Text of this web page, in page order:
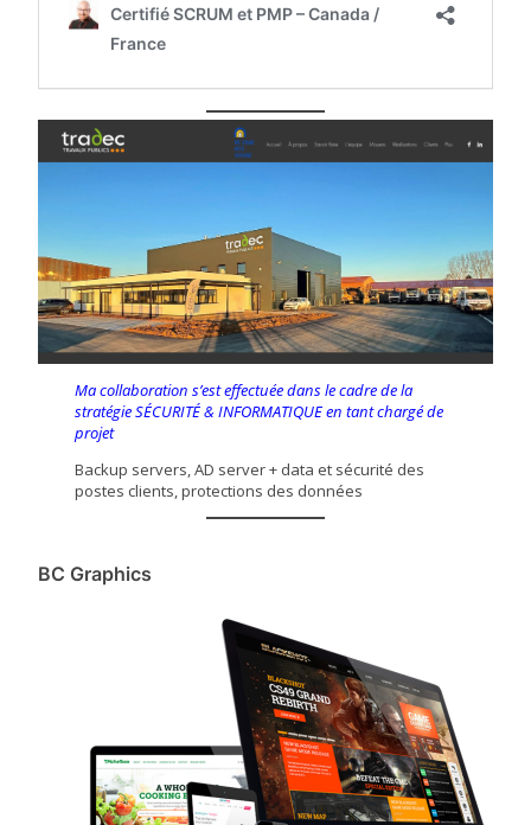
Ma collaboration s’est effectuée dans le cadre de la
stratégie SÉCURITÉ & INFORMATIQUE en tant chargé de
projet
Backup servers, AD server + data et sécurité des
postes clients, protections des données
BC Graphics